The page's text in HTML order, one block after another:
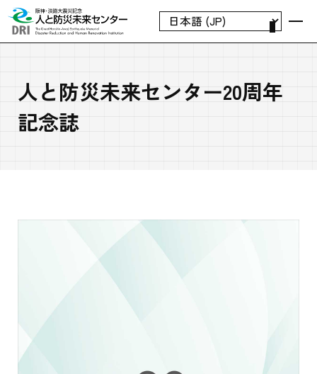
人と防災未来センター20周年
記念誌